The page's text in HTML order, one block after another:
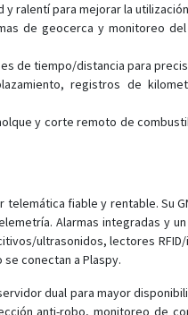
ralentí para mejorar la
de geocerca y monitoreo
de tiempo/distancia para
registros de
y corte remoto de
fiable y rentable. Su
Alarmas integradas y
ultrasonidos, lectores
conectan a Plaspy.
dual para mayor
anti-robo, monitoreo de